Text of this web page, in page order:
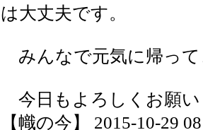
は大丈夫です。
みんなで元気に帰って
今日もよろしくお願い
【幟の今】 2015-10-29